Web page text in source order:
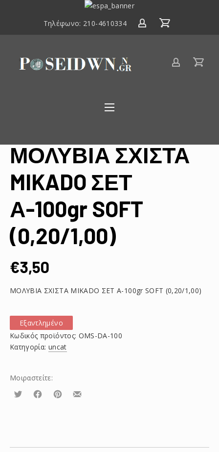
ΕΣΠΑ
2020
Τηλέφωνο: 210-4610334
Είδη
ΜΟΛΥΒΙΑ ΣΧΙΣΤΑ
MIKADO ΣΕΤ
Α-100gr SOFT
(0,20/1,00)
€3,50
ΜΟΛΥΒΙΑ ΣΧΙΣΤΑ MIKADO ΣΕΤ Α-100gr SOFT (0,20/1,00)
Εξαντλημένο
Κωδικός προϊόντος: OMS-DA-100
Κατηγορία: uncat
Μοιραστείτε:
Τουίτα ΜοιραστείτεΜοιραστείτεΜοιραστείτε